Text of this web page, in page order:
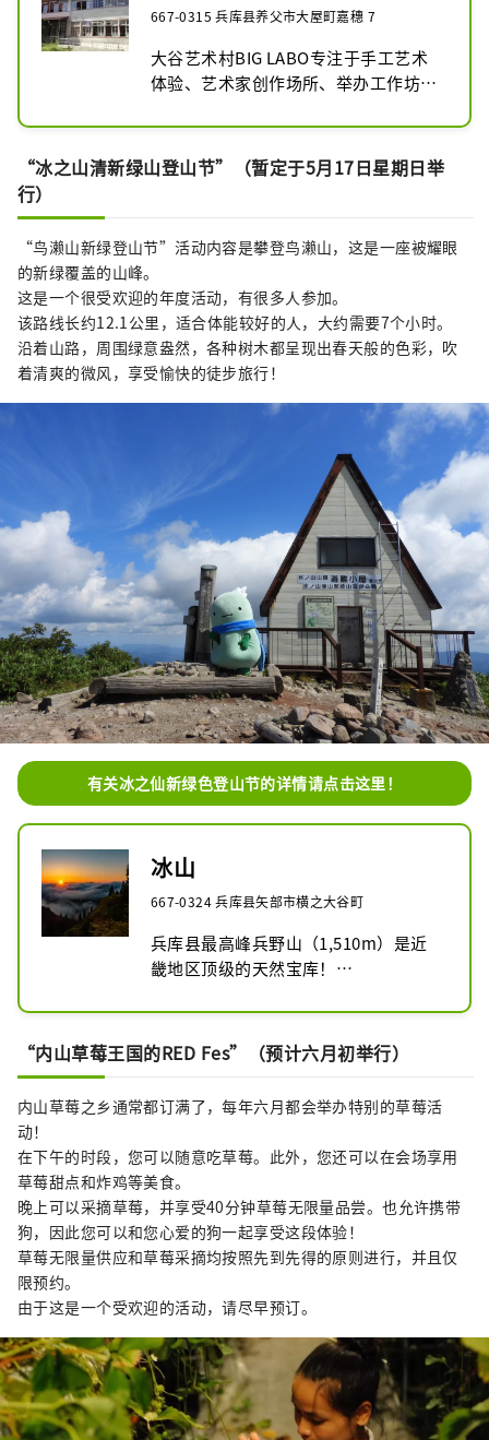
667-0315 兵库县养父市大屋町嘉穗 7
大谷艺术村BIG LABO专注于手工艺术
体验、艺术家创作场所、举办工作坊等
使用，例如音乐、舞蹈和戏剧。任何人
都可以轻松使用，是一个互动的地方，
是一个大人小孩都可以近距离体验艺术
习！享受乐趣！”，这是一个群山环
会发现一些新东西。
【费用】
展厅参观费
成人（高中生以上）300日元/团体200
小学生、初中生150日元/团体100日元
15人或以上团体
“冰之山清新绿山登山节”（暂定于5月17日星期日举
行）
“鸟濑山新绿登山节”活动内容是攀登鸟濑山，这是一座被耀眼
的新绿覆盖的山峰。
这是一个很受欢迎的年度活动，有很多人参加。
该路线长约12.1公里，适合体能较好的人，大约需要7个小时。
沿着山路，周围绿意盎然，各种树木都呈现出春天般的色彩，吹
着清爽的微风，享受愉快的徒步旅行！
有关冰之仙新绿色登山节的详情请点击这里！
冰山
667-0324 兵库县矢部市横之大谷町
兵库县最高峰兵野山（1,510m）是近
畿地区顶级的天然宝库！
境最好的地区之一，拥有日本西部仅存
的亚寒带湿生植物和国家天然纪念物金
雕的栖息地。
旅行、穿越山谷和露营，欣赏美景和植
有很多摄影师拍摄冰山，根据季节的不
同，冰山呈现出不同的表情。其中，五
月上旬插秧前的别家梯田中倒映在稻田
中的“倒立冰山”颇受欢迎，每年都有
许多摄影爱好者前来参观。
“内山草莓王国的RED Fes”（预计六月初举行）
内山草莓之乡通常都订满了，每年六月都会举办特别的草莓活
动！
在下午的时段，您可以随意吃草莓。此外，您还可以在会场享用
草莓甜点和炸鸡等美食。
晚上可以采摘草莓，并享受40分钟草莓无限量品尝。也允许携带
狗，因此您可以和您心爱的狗一起享受这段体验！
草莓无限量供应和草莓采摘均按照先到先得的原则进行，并且仅
限预约。
由于这是一个受欢迎的活动，请尽早预订。